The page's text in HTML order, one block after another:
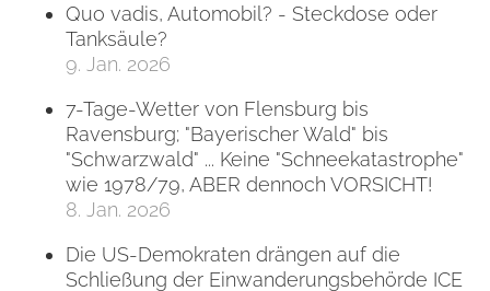
Quo vadis, Automobil? - Steckdose oder
Tanksäule?
9. Jan. 2026
7-Tage-Wetter von Flensburg bis
Ravensburg; "Bayerischer Wald" bis
"Schwarzwald" ... Keine "Schneekatastrophe"
wie 1978/79, ABER dennoch VORSICHT!
8. Jan. 2026
Die US-Demokraten drängen auf die
Schließung der Einwanderungsbehörde ICE